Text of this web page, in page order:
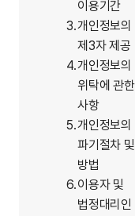
이용기간
3.개인정보의
제3자 제공
4.개인정보의
위탁에 관한
사항
5.개인정보의
파기절차 및
방법
6.이용자 및
법정대리인